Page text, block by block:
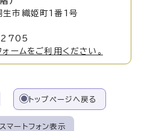
市織姫町1番1号
2705
ームをご利用ください。
トップページへ戻る
スマートフォン表示